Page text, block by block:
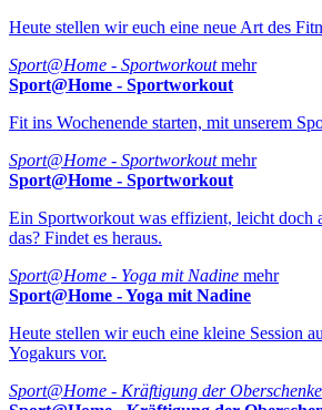
Heute stellen wir euch eine neue Art des
Sport@Home - Sportworkout mehr
Sport@Home - Sportworkout
Fit ins Wochenende starten, mit unserem
Sport@Home - Sportworkout mehr
Sport@Home - Sportworkout
Ein Sportworkout was effizient, leicht doch
das? Findet es heraus.
Sport@Home - Yoga mit Nadine mehr
Sport@Home - Yoga mit Nadine
Heute stellen wir euch eine kleine Session
Yogakurs vor.
Sport@Home - Kräftigung der